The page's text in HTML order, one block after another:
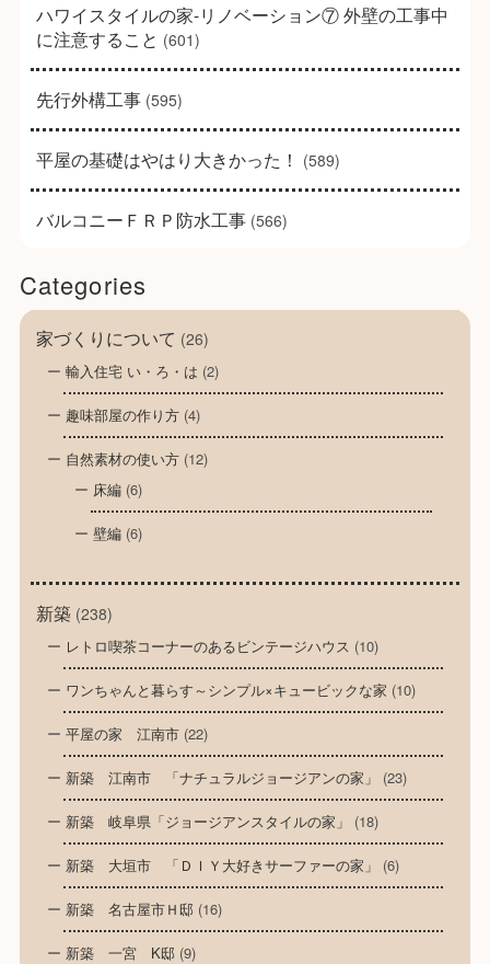
ハワイスタイルの家-リノベーション⑦ 外壁の工事中
に注意すること (601)
先行外構工事(595)
平屋の基礎はやはり大きかった！ (589)
バルコニーＦＲＰ防水工事(566)
Categories
家づくりについて (26)
輸入住宅 い・ろ・は (2)
趣味部屋の作り方(4)
自然素材の使い方(12)
床編(6)
壁編(6)
新築(238)
レトロ喫茶コーナーのあるビンテージハウス (10)
ワンちゃんと暮らす～シンプル×キュービックな家 (10)
平屋の家 江南市(22)
新築 江南市 「ナチュラルジョージアンの家」 (23)
新築 岐阜県「ジョージアンスタイルの家」 (18)
新築 大垣市 「ＤＩＹ大好きサーファーの家」 (6)
新築 名古屋市Ｈ邸(16)
新築 一宮 K邸(9)